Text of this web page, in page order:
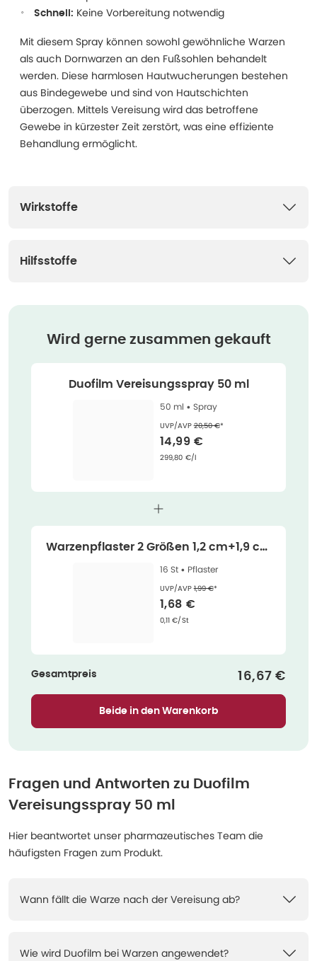
Schnell: Keine Vorbereitung notwendig
Mit diesem Spray können sowohl gewöhnliche Warzen
als auch Dornwarzen an den Fußsohlen behandelt
werden. Diese harmlosen Hautwucherungen bestehen
aus Bindegewebe und sind von Hautschichten
überzogen. Mittels Vereisung wird das betroffene
Gewebe in kürzester Zeit zerstört, was eine effiziente
Behandlung ermöglicht.
Wirkstoffe
Hilfsstoffe
Wird gerne zusammen gekauft
Duofilm Vereisungsspray 50 ml
50 ml • Spray
UVP/AVPEhemaliger Preis (U V P)
20,50 €*
Verkaufspreis
14,99 €
Grundpreis
299,80 €/l
Warzenpflaster 2 Größen 1,2 cm+1,9 cm
me 16 St
16 St • Pflaster
UVP/AVPEhemaliger Preis (U V P)
1,99 €*
Verkaufspreis
1,68 €
Grundpreis
0,11 €/St
Gesamtpreis 16,67 €
Beide in den Warenkorb
Fragen und Antworten zu Duofilm
Vereisungsspray 50 ml
Hier beantwortet unser pharmazeutisches Team die
häufigsten Fragen zum Produkt.
Wann fällt die Warze nach der Vereisung ab?
Wie wird Duofilm bei Warzen angewendet?